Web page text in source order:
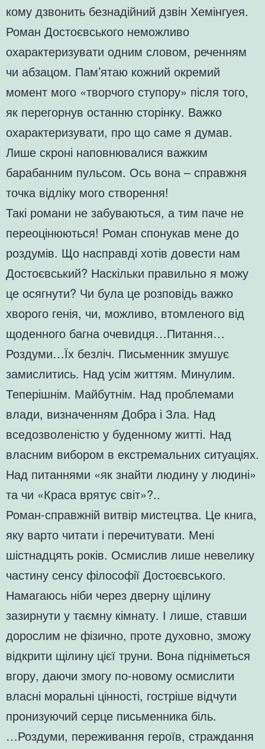
кому дзвонить безнадійний дзвін Хемінгуея.
Роман Достоєвського неможливо
охарактеризувати одним словом, реченням
чи абзацом. Пам’ятаю кожний окремий
момент мого «творчого ступору» після того,
як перегорнув останню сторінку. Важко
охарактеризувати, про що саме я думав.
Лише скроні наповнювалися важким
барабанним пульсом. Ось вона – справжня
точка відліку мого створення!
Такі романи не забуваються, а тим паче не
переоцінюються! Роман спонукав мене до
роздумів. Що насправді хотів довести нам
Достоєвський? Наскільки правильно я можу
це осягнути? Чи була це розповідь важко
хворого генія, чи, можливо, втомленого від
щоденного багна очевидця…Питання…
Роздуми…Їх безліч. Письменник змушує
замислитись. Над усім життям. Минулим.
Теперішнім. Майбутнім. Над проблемами
влади, визначенням Добра і Зла. Над
вседозволеністю у буденному житті. Над
власним вибором в екстремальних ситуаціях.
Над питаннями «як знайти людину у людині»
та чи «Краса врятує світ»?..
Роман-справжній витвір мистецтва. Це книга,
яку варто читати і перечитувати. Мені
шістнадцять років. Осмислив лише невелику
частину сенсу філософії Достоєвського.
Намагаюсь ніби через дверну щілину
зазирнути у таємну кімнату. І лише, ставши
дорослим не фізично, проте духовно, зможу
відкрити щілину цієї труни. Вона підніметься
вгору, даючи змогу по-новому осмислити
власні моральні цінності, гостріше відчути
пронизуючий серце письменника біль.
…Роздуми, переживання героїв, страждання